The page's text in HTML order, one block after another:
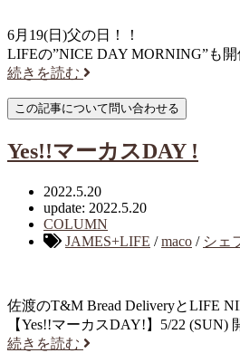
6月19(日)父の日！！
LIFEの”NICE DAY MORNING”も開
続きを読む
Yes!!マーカスDAY !
2022.5.20
update: 2022.5.20
COLUMN
JAMES+LIFE /maco / シェ
佐渡のT&M Bread DeliveryとLIFE
【Yes!!マーカスDAY!】5/22 (SUN)
続きを読む